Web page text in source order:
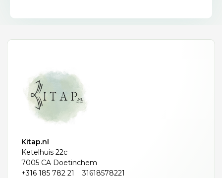
Kitap.nl
Ketelhuis 22c
7005 CA Doetinchem
+316 185 782 21
31618578221